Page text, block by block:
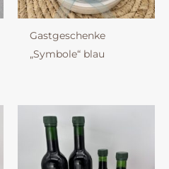
Gastgeschenke
„Symbole“ blau